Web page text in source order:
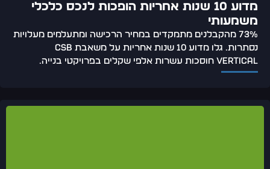
מדוע 10 שנות אחריות הופכות לנכס כלכלי
משמעותי
73% מהקבלנים מתמקדים במחיר הרכישה ומתעלמים מעלויות
נסתרות. גלו מדוע 10 שנות אחריות על משאבת CSB
Vertical חוסכות עשרות אלפי שקלים בפרויקטי בנייה.